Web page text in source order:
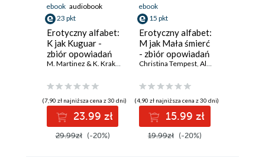
ebook audiobook
23 pkt
Erotyczny alfabet:
K jak Kuguar -
zbiór opowiadań
Catrina Curant,Annah Viki M.
(7,90 zł najniższa cena z 30 dni)
23.99 zł
29.99zł (-20%)
ebook
15 pkt
Erotyczny alfabet:
M jak Mała śmierć
- zbiór opowiadań
Christina Tempest Alexandra Södergran
(4,90 zł najniższa cena z 30 dni)
15.99 zł
19.99zł (-20%)